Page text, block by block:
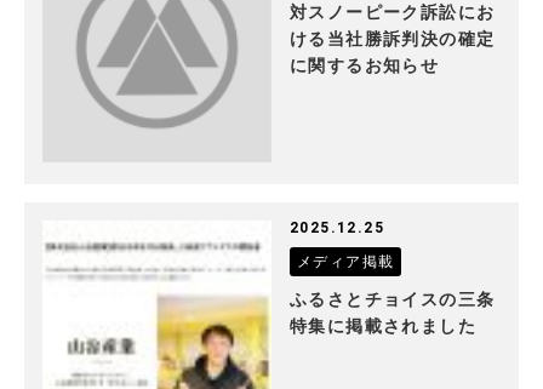
対スノーピーク訴訟にお
ける当社勝訴判決の確定
に関するお知らせ
2025.12.25
メディア掲載
ふるさとチョイスの三条
特集に掲載されました